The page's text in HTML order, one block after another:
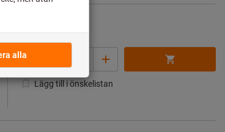
Mängd
Lägg till i önskelistan